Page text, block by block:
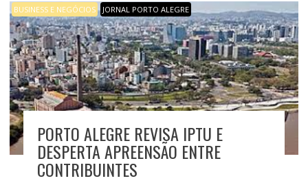
BUSINESS E NEGÓCIOS JORNAL PORTO ALEGRE
PORTO ALEGRE REVISA IPTU E
DESPERTA APREENSÃO ENTRE
CONTRIBUINTES